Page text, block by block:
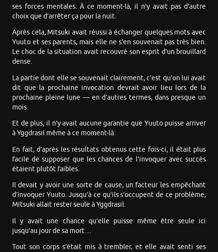
ses forces mentales. À ce moment-là, il n’y avait pas d’autre
choix que d’arrêter ça pour la nuit.
Après cela, Mitsuki avait réussi à échanger quelques mots avec
Yuuto et ses parents, mais elle ne s’en souvenait pas très bien.
Le choc de la situation avait recouvré son esprit d’un brouillard
dense.
La partie dont elle se souvenait clairement, c’est qu’on lui avait
dit que la prochaine invocation devrait avoir lieu lors de la
prochaine pleine lune — en d’autres termes, dans presque un
mois.
Et de plus, il n’y avait aucune garantie que Yuuto puisse arriver
à Yggdrasil même à ce moment-là.
En fait, d’après les résultats obtenus cette fois-ci, il était plus
facile de supposer que les chances de l’invoquer avec succès
étaient plutôt faibles.
Il devait y avoir une sorte de cause, un facteur les empêchant
d’invoquer Yuuto. Jusqu’à ce qu’ils s’occupent de ce problème,
Mitsuki allait rester seule à Yggdrasil.
Il y avait une chance qu’elle puisse même être seule ici
jusqu’au jour de sa mort…
Tout son corps s’était mis à trembler, et elle avait senti ses